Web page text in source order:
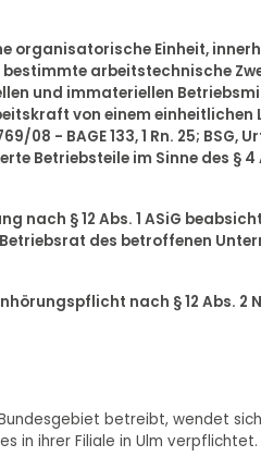
organisatorische Einheit,
arbeitstechnische
und immateriellen
von einem
08 - BAGE 133, 1 Rn. 25; BSG,
Betriebsteile im Sinne des § 4
nach § 12 Abs. 1 ASiG
des betroffenen
nach § 12 Abs. 2
betreibt, wendet
in ihrer Filiale in Ulm verpflichtet.